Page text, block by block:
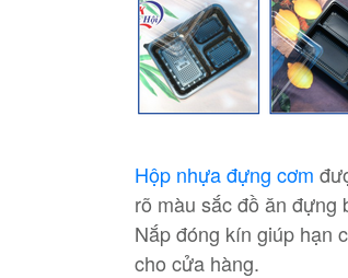
Hộp nhựa đựng cơm
rõ màu sắc đồ ăn đựng
Nắp đóng kín giúp hạn
cho cửa hàng.